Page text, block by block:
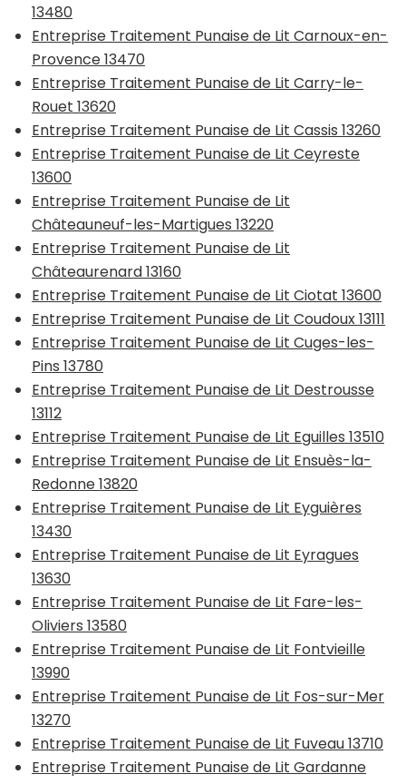
13480
Entreprise Traitement Punaise de Lit Carnoux-en-
Provence 13470
Entreprise Traitement Punaise de Lit Carry-le-
Rouet 13620
Entreprise Traitement Punaise de Lit Cassis 13260
Entreprise Traitement Punaise de Lit Ceyreste
13600
Entreprise Traitement Punaise de Lit
Châteauneuf-les-Martigues 13220
Entreprise Traitement Punaise de Lit
Châteaurenard 13160
Entreprise Traitement Punaise de Lit Ciotat 13600
Entreprise Traitement Punaise de Lit Coudoux 13111
Entreprise Traitement Punaise de Lit Cuges-les-
Pins 13780
Entreprise Traitement Punaise de Lit Destrousse
13112
Entreprise Traitement Punaise de Lit Eguilles 13510
Entreprise Traitement Punaise de Lit Ensuès-la-
Redonne 13820
Entreprise Traitement Punaise de Lit Eyguières
13430
Entreprise Traitement Punaise de Lit Eyragues
13630
Entreprise Traitement Punaise de Lit Fare-les-
Oliviers 13580
Entreprise Traitement Punaise de Lit Fontvieille
13990
Entreprise Traitement Punaise de Lit Fos-sur-Mer
13270
Entreprise Traitement Punaise de Lit Fuveau 13710
Entreprise Traitement Punaise de Lit Gardanne